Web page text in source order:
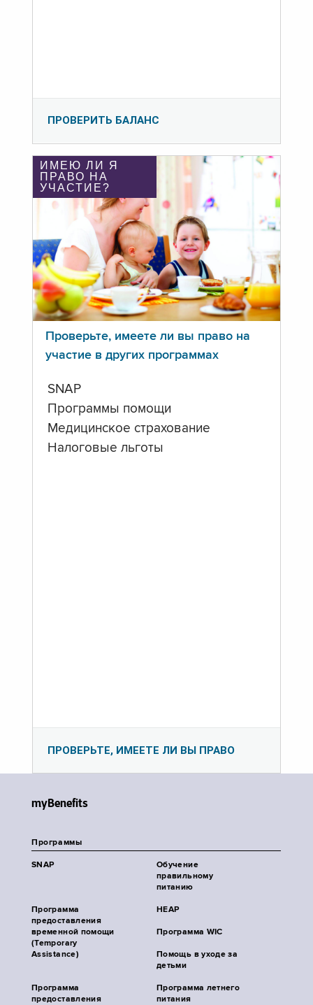
ПРОВЕРИТЬ БАЛАНС
ИМЕЮ ЛИ Я
ПРАВО НА
УЧАСТИЕ?
Проверьте, имеете ли вы право на
участие в других программах
SNAP
Программы помощи
Медицинское страхование
Налоговые льготы
ПРОВЕРЬТЕ, ИМЕЕТЕ ЛИ ВЫ ПРАВО
myBenefits
Программы
SNAP
Обучение
правильному
питанию
Программа
предоставления
временной помощи
(Temporary
Assistance)
HEAP
Программа WIC
Помощь в уходе за
детьми
Программа
предоставления
Программа летнего
питания